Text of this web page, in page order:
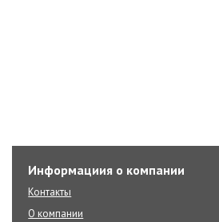
Информациия о компании
Контакты
О компании